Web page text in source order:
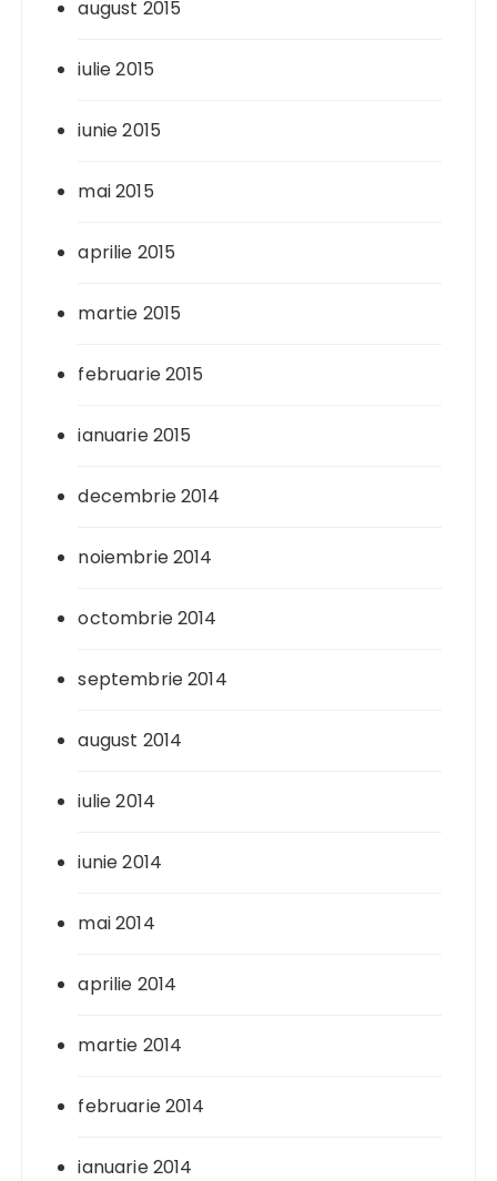
august 2015
iulie 2015
iunie 2015
mai 2015
aprilie 2015
martie 2015
februarie 2015
ianuarie 2015
decembrie 2014
noiembrie 2014
octombrie 2014
septembrie 2014
august 2014
iulie 2014
iunie 2014
mai 2014
aprilie 2014
martie 2014
februarie 2014
ianuarie 2014